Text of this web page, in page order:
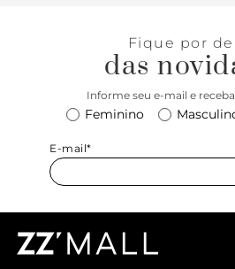
Fique por
das
Informe seu e-mail e
Feminino
E-mail*